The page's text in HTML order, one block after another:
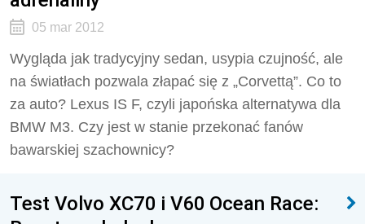
05 mar 2012
Wygląda jak tradycyjny sedan, usypia czujność, ale
na światłach pozwala złapać się z „Corvettą”. Co to
za auto? Lexus IS F, czyli japońska alternatywa dla
BMW M3. Czy jest w stanie przekonać fanów
bawarskiej szachownicy?
Test Volvo XC70 i V60 Ocean Race: